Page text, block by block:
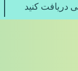
دریافت کنید